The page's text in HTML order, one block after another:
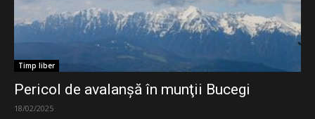
Timp liber
Pericol de avalanşă în munţii Bucegi
18/02/2025